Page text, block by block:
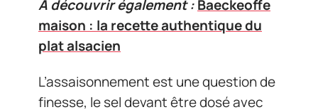
A découvrir également :Baeckeoffe
maison : la recette authentique du
plat alsacien
L’assaisonnement est une question de
finesse, le sel devant être dosé avec